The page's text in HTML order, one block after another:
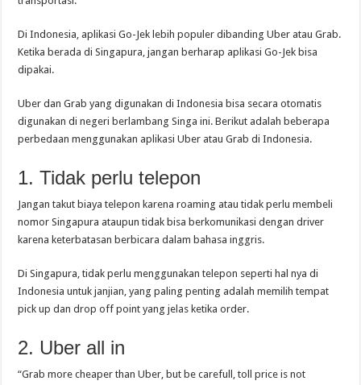
Di Indonesia, aplikasi Go-Jek lebih populer dibanding Uber atau Grab.
Ketika berada di Singapura, jangan berharap aplikasi Go-Jek bisa
dipakai.
Uber dan Grab yang digunakan di Indonesia bisa secara otomatis
digunakan di negeri berlambang Singa ini. Berikut adalah beberapa
perbedaan menggunakan aplikasi Uber atau Grab di Indonesia.
1. Tidak perlu telepon
Jangan takut biaya telepon karena roaming atau tidak perlu membeli
nomor Singapura ataupun tidak bisa berkomunikasi dengan driver
karena keterbatasan berbicara dalam bahasa inggris.
Di Singapura, tidak perlu menggunakan telepon seperti hal nya di
Indonesia untuk janjian, yang paling penting adalah memilih tempat
pick up dan drop off point yang jelas ketika order.
2. Uber all in
“Grab more cheaper than Uber, but be carefull, toll price is not